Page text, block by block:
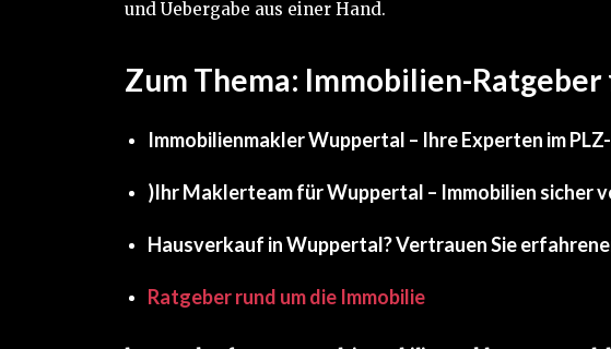
und Uebergabe aus einer Hand.
Zum Thema: Immobilien-
Immobilienmakler Wuppertal – Ihre Experten im
)Ihr Maklerteam für Wuppertal – Immobilien sicher
Hausverkauf in Wuppertal? Vertrauen Sie
Ratgeber rund um die Immobilie